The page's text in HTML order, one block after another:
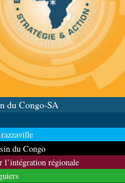
du Congo-SA
du Congo
l’intégration régionale